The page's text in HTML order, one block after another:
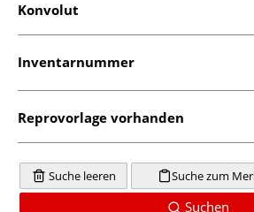
Konvolut
Inventarnummer
Reprovorlage vorhanden
Suche leeren Suche zum
Suchen